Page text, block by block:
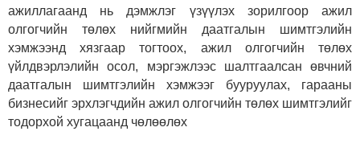
ажиллагаанд нь дэмжлэг үзүүлэх зорилгоор ажил
олгогчийн төлөх нийгмийн даатгалын шимтгэлийн
хэмжээнд хязгаар тогтоох, ажил олгогчийн төлөх
үйлдвэрлэлийн осол, мэргэжлээс шалтгаалсан өвчний
даатгалын шимтгэлийн хэмжээг бууруулах, гарааны
бизнесийг эрхлэгчдийн ажил олгогчийн төлөх шимтгэлийг
тодорхой хугацаанд чөлөөлөх